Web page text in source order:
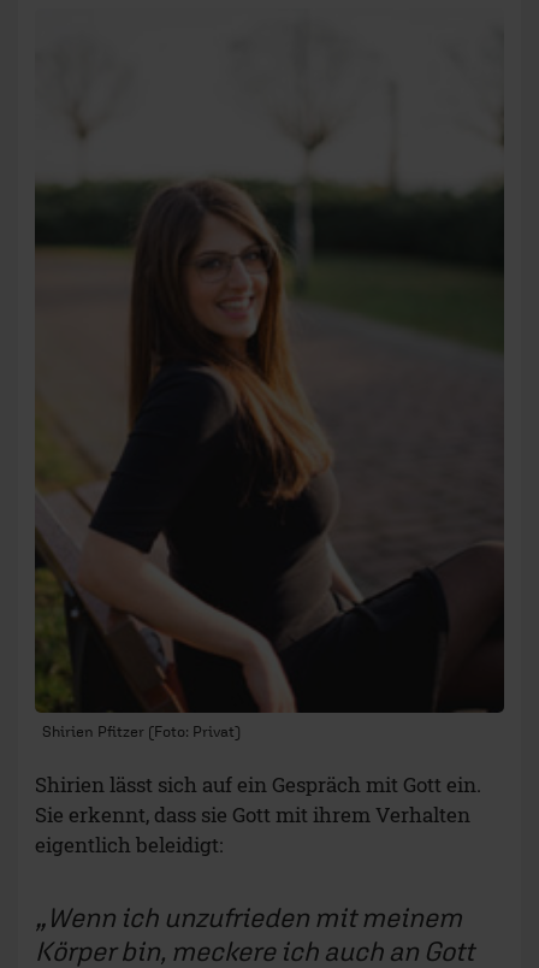
Shirien Pfitzer (Foto: Privat)
Shirien lässt sich auf ein Gespräch mit Gott ein.
Sie erkennt, dass sie Gott mit ihrem Verhalten
eigentlich beleidigt:
Wenn ich unzufrieden mit meinem
Körper bin, meckere ich auch an Gott